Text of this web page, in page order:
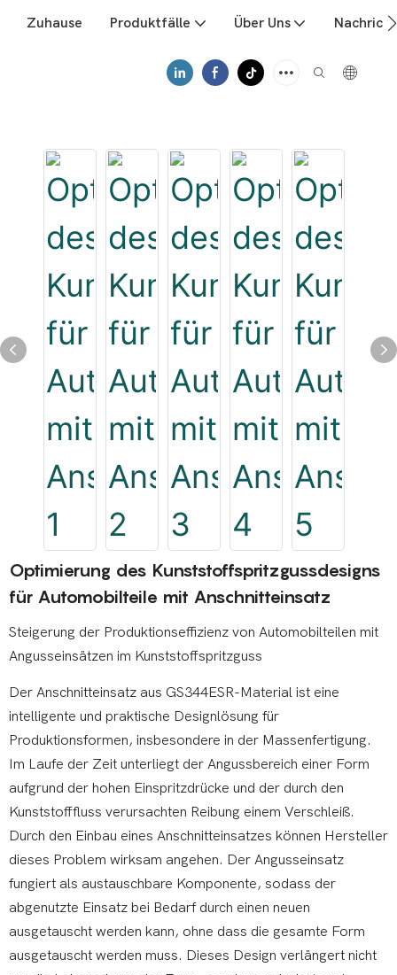
Zuhause Produktfälle Über Uns
Optimierung des Kunststoffspritzgussdesigns
für Automobilteile mit Anschnitteinsatz
Steigerung der Produktionseffizienz von Automobilteilen mit
Angusseinsätzen im Kunststoffspritzguss
Der Anschnitteinsatz aus GS344ESR-Material ist eine
intelligente und praktische Designlösung für
Produktionsformen, insbesondere in der Massenfertigung.
Im Laufe der Zeit unterliegt der Angussbereich einer Form
aufgrund der hohen Einspritzdrücke und der durch den
Kunststofffluss verursachten Reibung einem Verschleiß.
Durch den Einbau eines Anschnitteinsatzes können Hersteller
dieses Problem wirksam angehen. Der Angusseinsatz
fungiert als austauschbare Komponente, sodass der
abgenutzte Einsatz bei Bedarf durch einen neuen
ausgetauscht werden kann, ohne dass die gesamte Form
ausgetauscht werden muss. Dieses Design verlängert nicht